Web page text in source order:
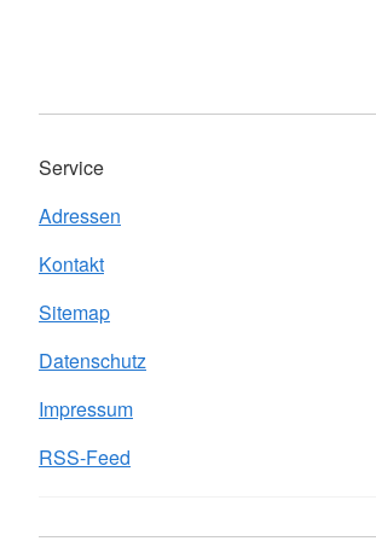
Service
Adressen
Kontakt
Sitemap
Datenschutz
Impressum
RSS-Feed